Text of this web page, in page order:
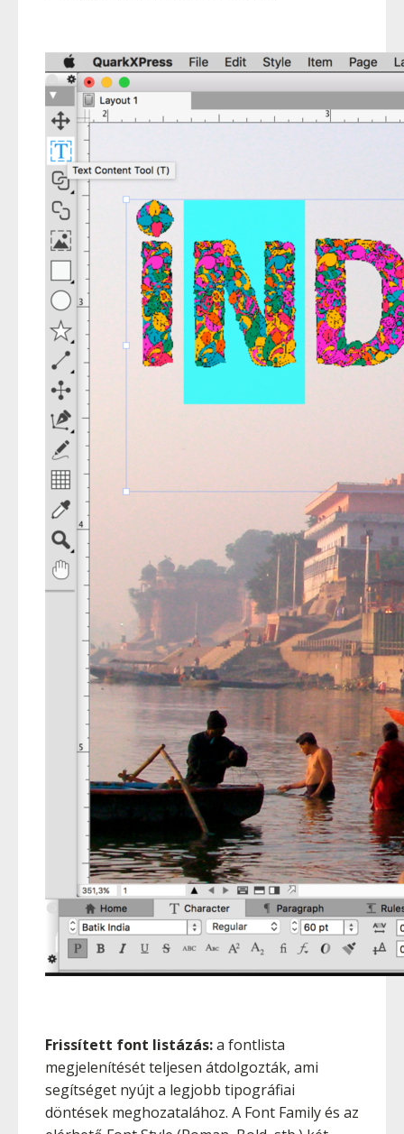
Frissített font listázás:a fontlista
megjelenítését teljesen átdolgozták, ami
segítséget nyújt a legjobb tipográfiai
döntések meghozatalához. A Font Family és az